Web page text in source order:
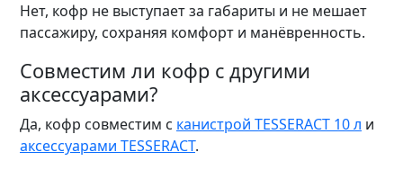
Нет, кофр не выступает за габариты и не мешает
пассажиру, сохраняя комфорт и манёвренность.
Совместим ли кофр с другими
аксессуарами?
Да, кофр совместим с канистрой TESSERACT 10 л и
аксессуарами TESSERACT.